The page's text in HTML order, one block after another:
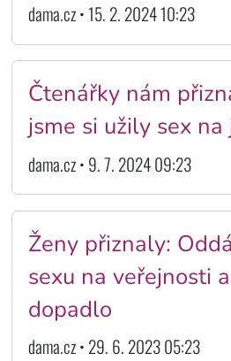
dama.cz • 15. 2. 2024 10:23
Čtenářky nám
jsme si užily sex na
dama.cz • 9. 7. 2024 09:23
Ženy přiznaly:
sexu na veřejnosti
dopadlo
dama.cz • 29. 6. 2023 05:23